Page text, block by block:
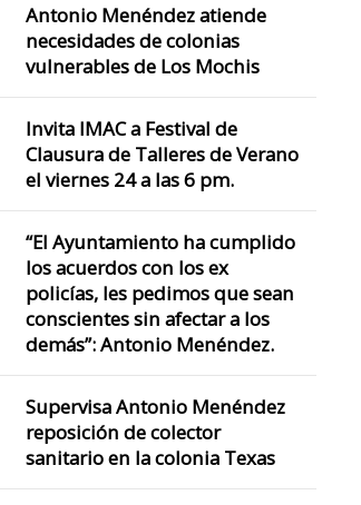
Antonio Menéndez atiende
necesidades de colonias
vulnerables de Los Mochis
Invita IMAC a Festival de
Clausura de Talleres de Verano
el viernes 24 a las 6 pm.
“El Ayuntamiento ha cumplido
los acuerdos con los ex
policías, les pedimos que sean
conscientes sin afectar a los
demás”: Antonio Menéndez.
Supervisa Antonio Menéndez
reposición de colector
sanitario en la colonia Texas